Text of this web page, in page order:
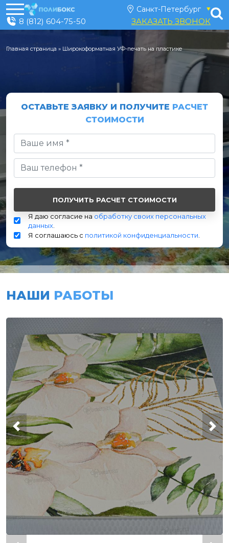
8 (812) 604-75-50 ЗАКАЗАТЬ ЗВОНОК
Главная страница » Широкоформатная УФ-печать на пластике
ОСТАВЬТЕ ЗАЯВКУ И ПОЛУЧИТЕ РАСЧЕТ
СТОИМОСТИ
Я даю согласие на обработку своих персональных
данных
Я соглашаюсь с политикой конфиденциальности
НАШИ РАБОТЫ